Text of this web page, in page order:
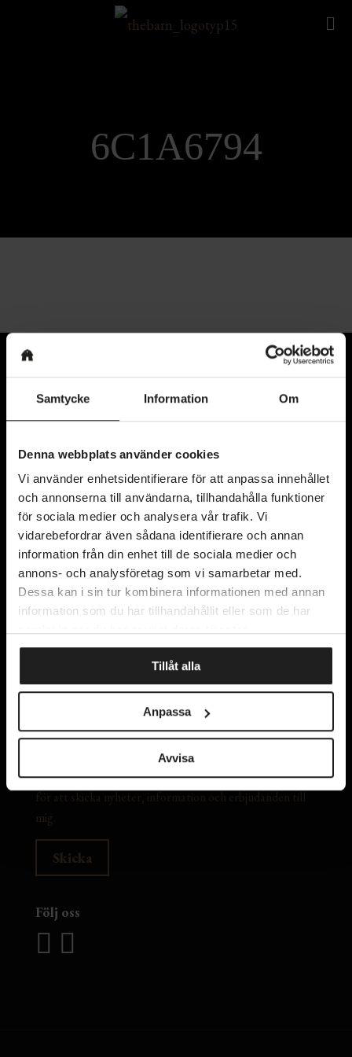
Samtycke Information Om
Denna webbplats använder cookies
Vi använder enhetsidentifierare för att anpassa innehållet
och annonserna till användarna, tillhandahålla funktioner
för sociala medier och analysera vår trafik. Vi
vidarebefordrar även sådana identifierare och annan
information från din enhet till de sociala medier och
annons- och analysföretag som vi samarbetar med.
Dessa kan i sin tur kombinera informationen med annan
information som du har tillhandahållit eller som de har
Tillåt alla
Anpassa
Avvisa
6C1A6794
Kyrkogatan 11
411 15 Göteborg
Karta
Kontakta oss
Om oss
Integritetspolicy
Prenumerera på vårt nyhetsbrev
Jag samtycker till att The Barn sparar min mejladress
för att skicka nyheter, information och erbjudanden till
mig.
Följ oss